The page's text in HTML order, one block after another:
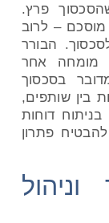
פרץ.
– לרוב
הבורר
מומחה אחר
בסכסוך
בין שותפים,
דוחות
פתרון